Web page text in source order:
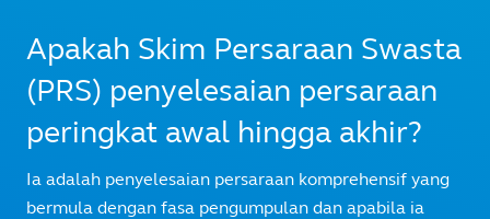
Apakah Skim Persaraan Swasta
(PRS) penyelesaian persaraan
peringkat awal hingga akhir?
Ia adalah penyelesaian persaraan komprehensif yang
bermula dengan fasa pengumpulan dan apabila ia